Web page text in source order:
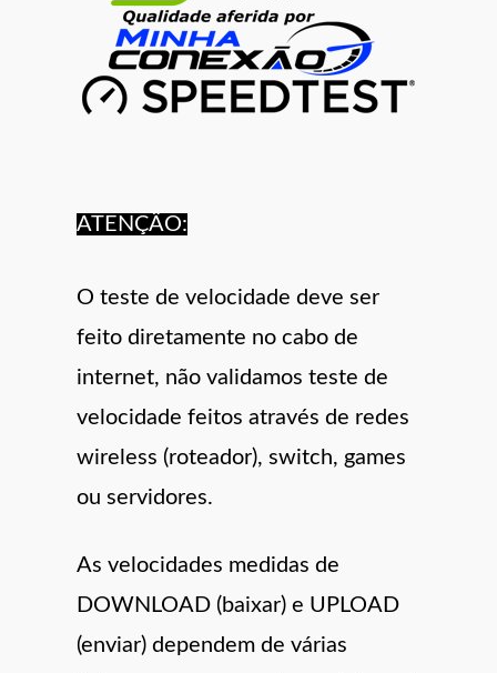
ATENÇÂO:
O teste de velocidade deve ser
feito diretamente no cabo de
internet, não validamos teste de
velocidade feitos através de redes
wireless (roteador), switch, games
ou servidores.
As velocidades medidas de
DOWNLOAD (baixar) e UPLOAD
(enviar) dependem de várias